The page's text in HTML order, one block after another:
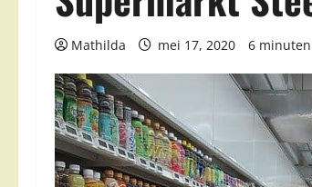
Mathilda mei 17, 2020 6